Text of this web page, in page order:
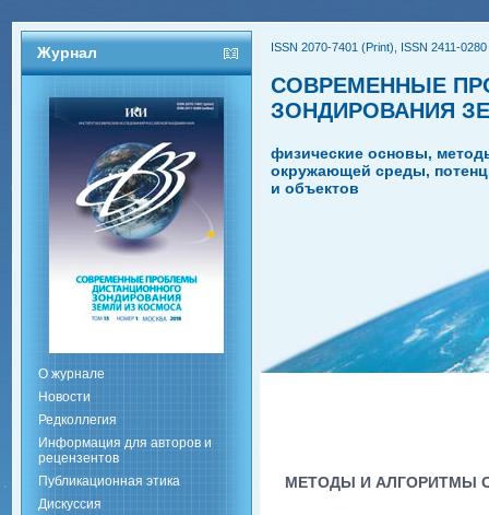
Журнал
О журнале
Новости
Редколлегия
Информация для авторов и
рецензентов
Публикационная этика
Дискуссия
ISSN 2070-7401 (Print), ISSN 2411-
СОВРЕМЕННЫЕ
ЗОНДИРОВАНИЯ
физические основы,
окружающей среды,
и объектов
МЕТОДЫ И АЛГОРИТМЫ